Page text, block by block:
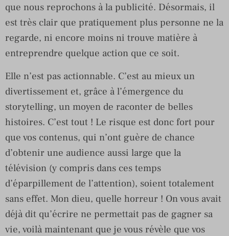
que nous reprochons à la publicité. Désormais, il
est très clair que pratiquement plus personne ne la
regarde, ni encore moins ni trouve matière à
entreprendre quelque action que ce soit.
Elle n’est pas actionnable. C’est au mieux un
divertissement et, grâce à l’émergence du
storytelling, un moyen de raconter de belles
histoires. C’est tout ! Le risque est donc fort pour
que vos contenus, qui n’ont guère de chance
d’obtenir une audience aussi large que la
télévision (y compris dans ces temps
d’éparpillement de l’attention), soient totalement
sans effet. Mon dieu, quelle horreur ! On vous avait
déjà dit qu’écrire ne permettait pas de gagner sa
vie, voilà maintenant que je vous révèle que vos